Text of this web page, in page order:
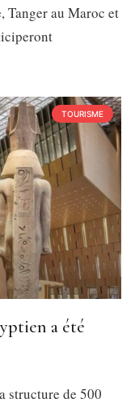
Tanger au Maroc et
TOURISME
a été
structure de 500